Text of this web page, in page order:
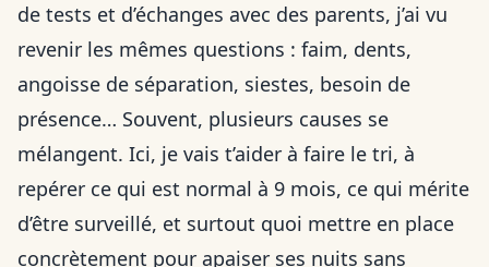
de tests et d’échanges avec des parents, j’ai vu
revenir les mêmes questions : faim, dents,
angoisse de séparation, siestes, besoin de
présence… Souvent, plusieurs causes se
mélangent. Ici, je vais t’aider à faire le tri, à
repérer ce qui est normal à 9 mois, ce qui mérite
d’être surveillé, et surtout quoi mettre en place
concrètement pour apaiser ses nuits sans